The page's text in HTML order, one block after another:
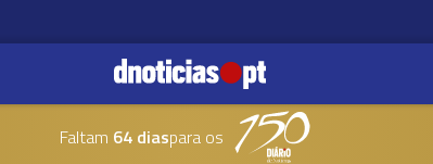
Faltam 64 diaspara os